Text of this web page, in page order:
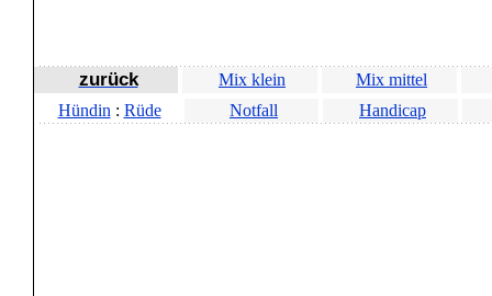
zurück Mix klein
Mix mittel
Hündin : Rüde Notfall Handicap